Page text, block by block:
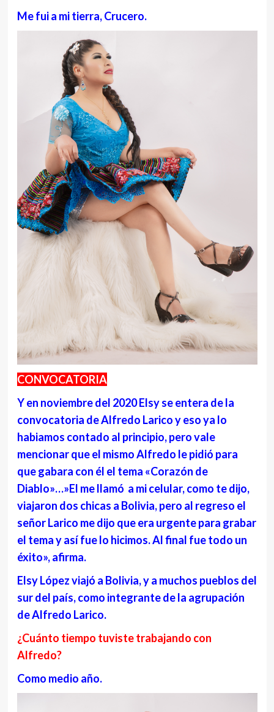
Me fui a mi tierra, Crucero.
CONVOCATORIA
Y en noviembre del 2020 Elsy se entera de la
convocatoria de Alfredo Larico y eso ya lo
habiamos contado al principio, pero vale
mencionar que el mismo Alfredo le pidió para
que gabara con él el tema «Corazón de
Diablo»…»El me llamó a mi celular, como te dijo,
viajaron dos chicas a Bolivia, pero al regreso el
señor Larico me dijo que era urgente para grabar
el tema y así fue lo hicimos. Al final fue todo un
éxito», afirma.
Elsy López viajó a Bolivia, y a muchos pueblos del
sur del país, como integrante de la agrupación
de Alfredo Larico.
¿Cuánto tiempo tuviste trabajando con
Alfredo?
Como medio año.